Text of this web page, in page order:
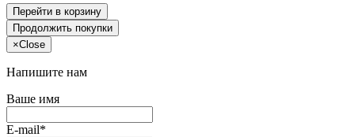
Перейти в корзину
Продолжить покупки
×Close
Напишите нам
Ваше имя
E-mail*